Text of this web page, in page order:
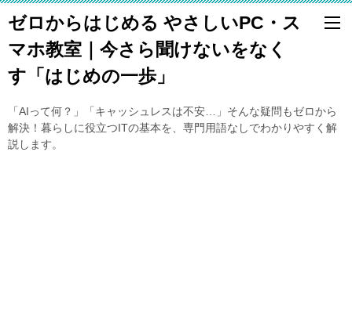
ゼロからはじめる やさしいPC・ス
マホ教室｜今さら聞けないをなく
す「はじめの一歩」
「AIって何？」「キャッシュレスは不安…」そんな疑問もゼロから
解決！暮らしに役立つITの基本を、専門用語なしでわかりやすく解
説します。